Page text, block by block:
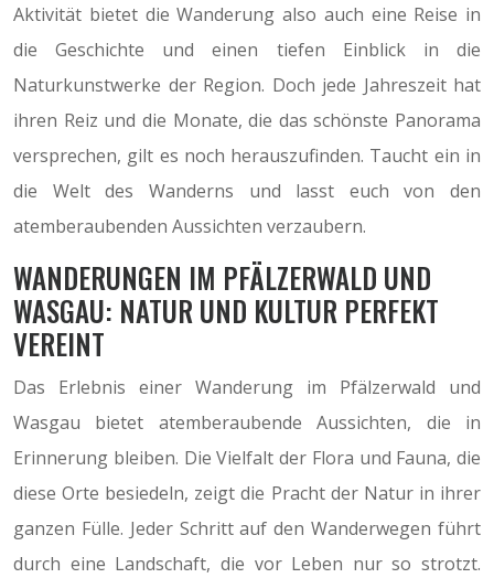
Aktivität bietet die Wanderung also auch eine Reise in
die Geschichte und einen tiefen Einblick in die
Naturkunstwerke der Region. Doch jede Jahreszeit hat
ihren Reiz und die Monate, die das schönste Panorama
versprechen, gilt es noch herauszufinden. Taucht ein in
die Welt des Wanderns und lasst euch von den
atemberaubenden Aussichten verzaubern.
WANDERUNGEN IM PFÄLZERWALD UND
WASGAU: NATUR UND KULTUR PERFEKT
VEREINT
Das Erlebnis einer Wanderung im Pfälzerwald und
Wasgau bietet atemberaubende Aussichten, die in
Erinnerung bleiben. Die Vielfalt der Flora und Fauna, die
diese Orte besiedeln, zeigt die Pracht der Natur in ihrer
ganzen Fülle. Jeder Schritt auf den Wanderwegen führt
durch eine Landschaft, die vor Leben nur so strotzt.